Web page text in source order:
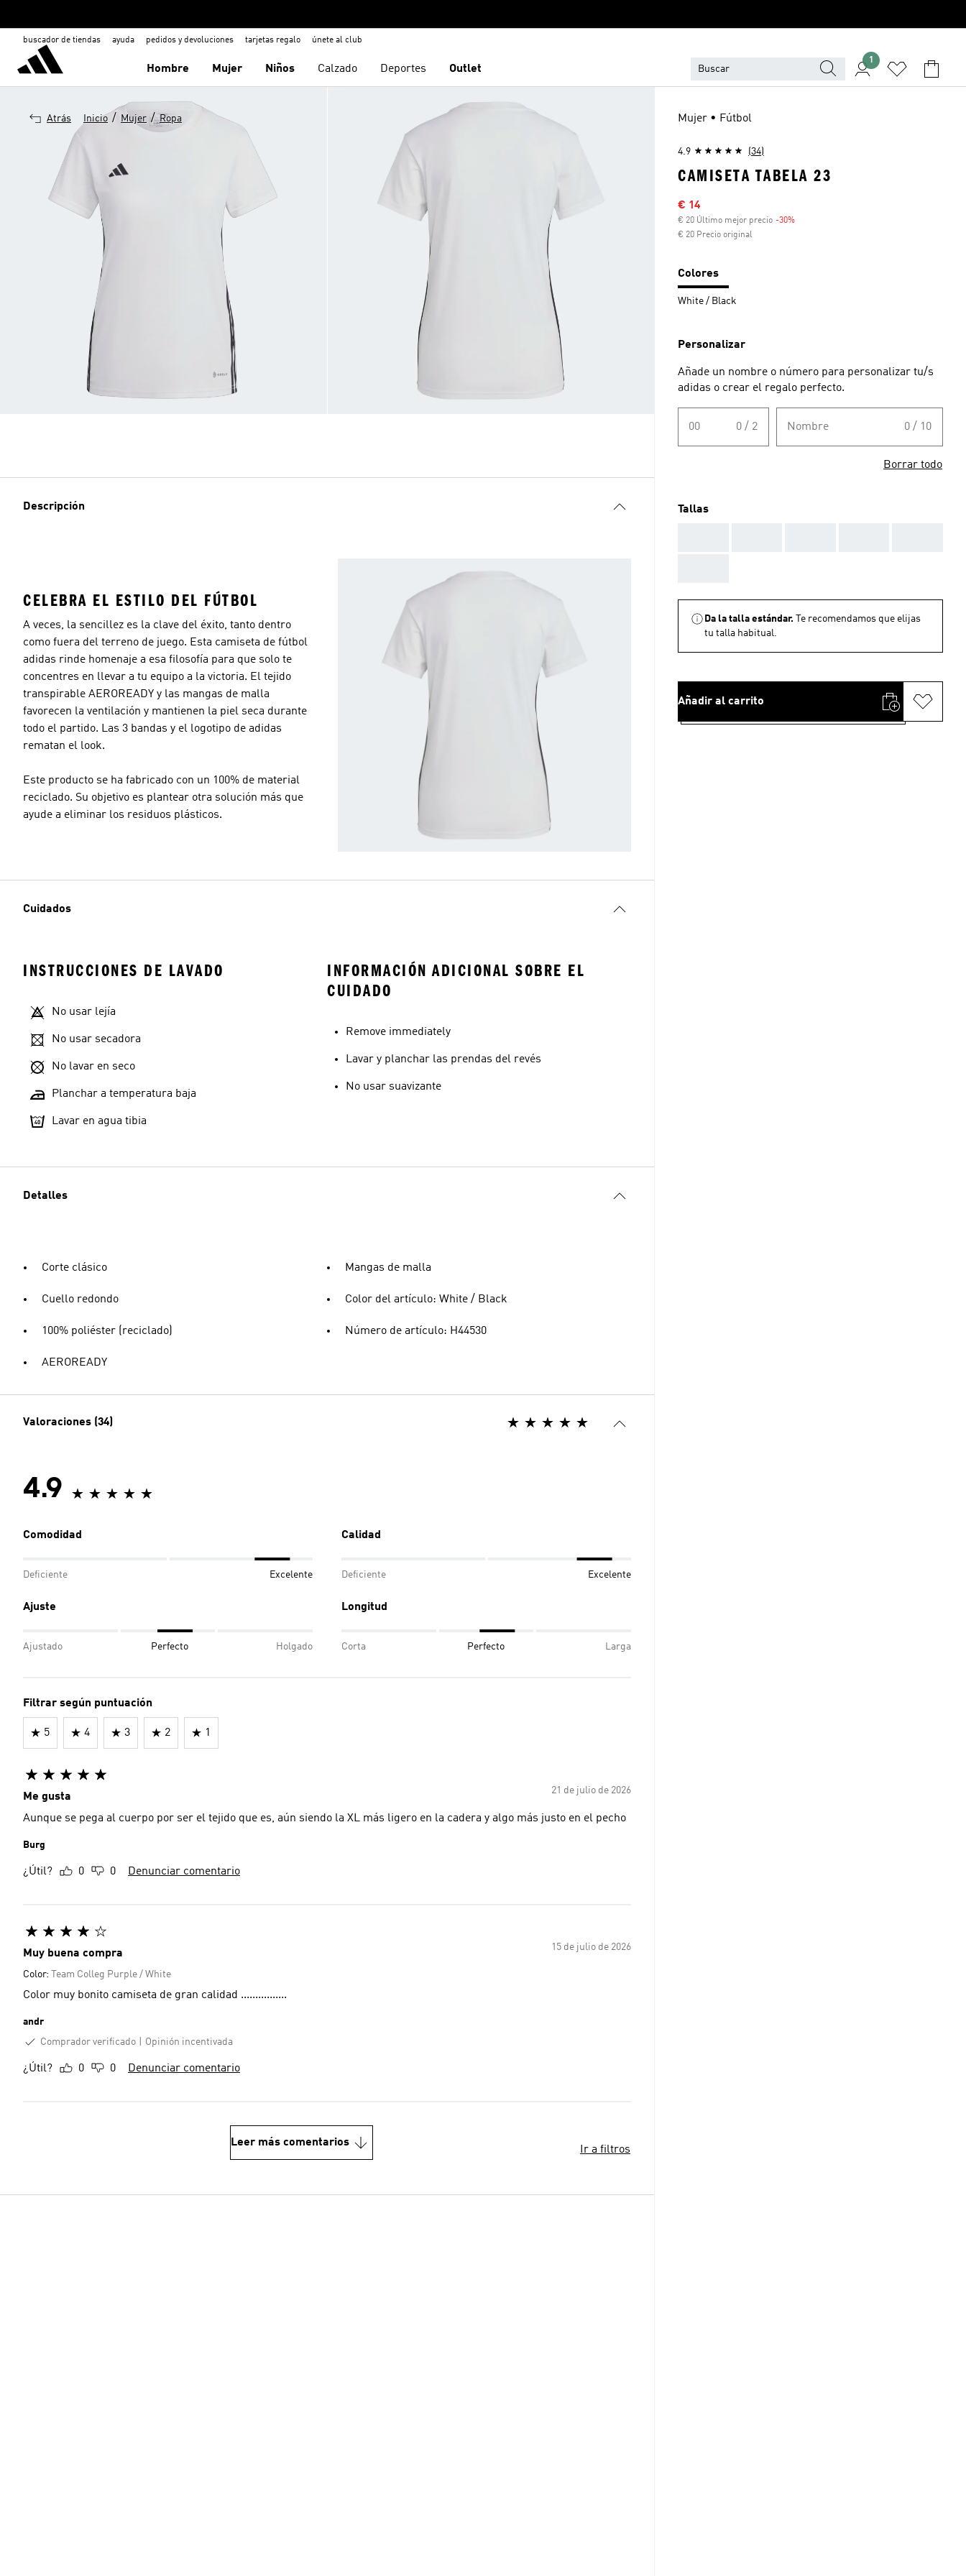
buscador de tiendas ayuda pedidos y devoluciones tarjetas regalo únete al club
Hombre Mujer Niños Calzado Deportes Outlet
1
Atrás Inicio / Mujer / Ropa
Descripción
CELEBRA EL ESTILO DEL FÚTBOL
A veces, la sencillez es la clave del éxito, tanto dentro
como fuera del terreno de juego. Esta camiseta de fútbol
adidas rinde homenaje a esa filosofía para que solo te
concentres en llevar a tu equipo a la victoria. El tejido
transpirable AEROREADY y las mangas de malla
favorecen la ventilación y mantienen la piel seca durante
todo el partido. Las 3 bandas y el logotipo de adidas
rematan el look.
Este producto se ha fabricado con un 100% de material
reciclado. Su objetivo es plantear otra solución más que
ayude a eliminar los residuos plásticos.
Cuidados
INSTRUCCIONES DE LAVADO
No usar lejía
No usar secadora
No lavar en seco
Planchar a temperatura baja
Lavar en agua tibia
INFORMACIÓN ADICIONAL SOBRE EL
CUIDADO
Remove immediately
Lavar y planchar las prendas del revés
No usar suavizante
Detalles
Corte clásico
Cuello redondo
100% poliéster (reciclado)
AEROREADY
Mangas de malla
Color del artículo: White / Black
Número de artículo: H44530
Valoraciones (34)
4.9
Comodidad
Deficiente Excelente
Calidad
Deficiente Excelente
Ajuste
Ajustado Perfecto Holgado
Longitud
Corta Perfecto Larga
Filtrar según puntuación
5 4 3 2 1
21 de julio de 2026
Me gusta
Aunque se pega al cuerpo por ser el tejido que es, aún siendo la XL más ligero en la cadera y algo más justo en el pecho
Burg
¿Útil? 0 0 Denunciar comentario
15 de julio de 2026
Muy buena compra
Color: Team Colleg Purple / White
Color muy bonito camiseta de gran calidad ................
andr
Comprador verificado
Opinión incentivada
¿Útil? 0 0 Denunciar comentario
Leer más comentarios
Ir a filtros
Mujer • Fútbol
4.9 (34)
CAMISETA TABELA 23
Precio rebajado
€ 14
€ 20 Último mejor precio -30%
€ 20 Precio original
Colores
White / Black
Personalizar
Añade un nombre o número para personalizar tu/s
adidas o crear el regalo perfecto.
00 0 / 2 Nombre 0 / 10
Borrar todo
Tallas
Da la talla estándar.
Te recomendamos que elijas
tu talla habitual.
Añadir al carrito